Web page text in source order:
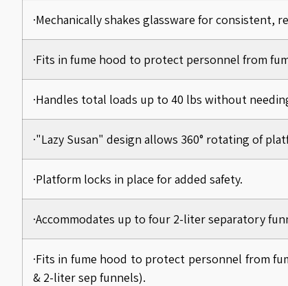
·Mechanically shakes glassware for consistent,
·Fits in fume hood to protect personnel from
·Handles total loads up to 40 lbs without
·"Lazy Susan" design allows 360° rotating of
·Platform locks in place for added safety.
·Accommodates up to four 2-liter separatory
·Fits in fume hood to protect personnel from
& 2-liter sep funnels).